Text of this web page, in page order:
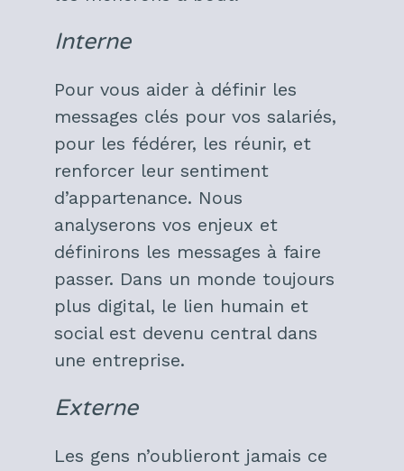
Interne
Pour vous aider à définir les
messages clés pour vos salariés,
pour les fédérer, les réunir, et
renforcer leur sentiment
d’appartenance. Nous
analyserons vos enjeux et
définirons les messages à faire
passer. Dans un monde toujours
plus digital, le lien humain et
social est devenu central dans
une entreprise.
Externe
Les gens n’oublieront jamais ce